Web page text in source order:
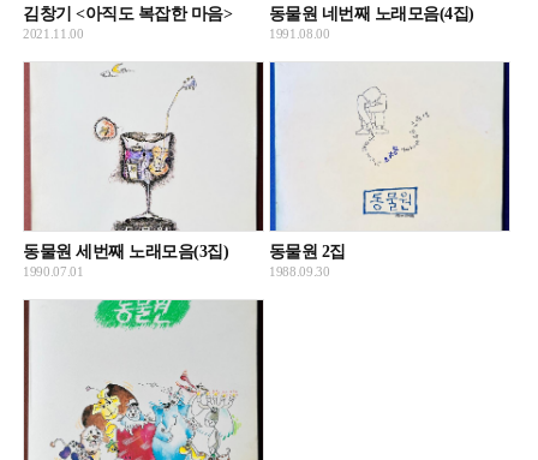
김창기 <아직도 복잡한 마음>
2021.11.00
동물원 네번째 노래모음(4집)
1991.08.00
동물원 세번째 노래모음(3집)
1990.07.01
동물원 2집
1988.09.30